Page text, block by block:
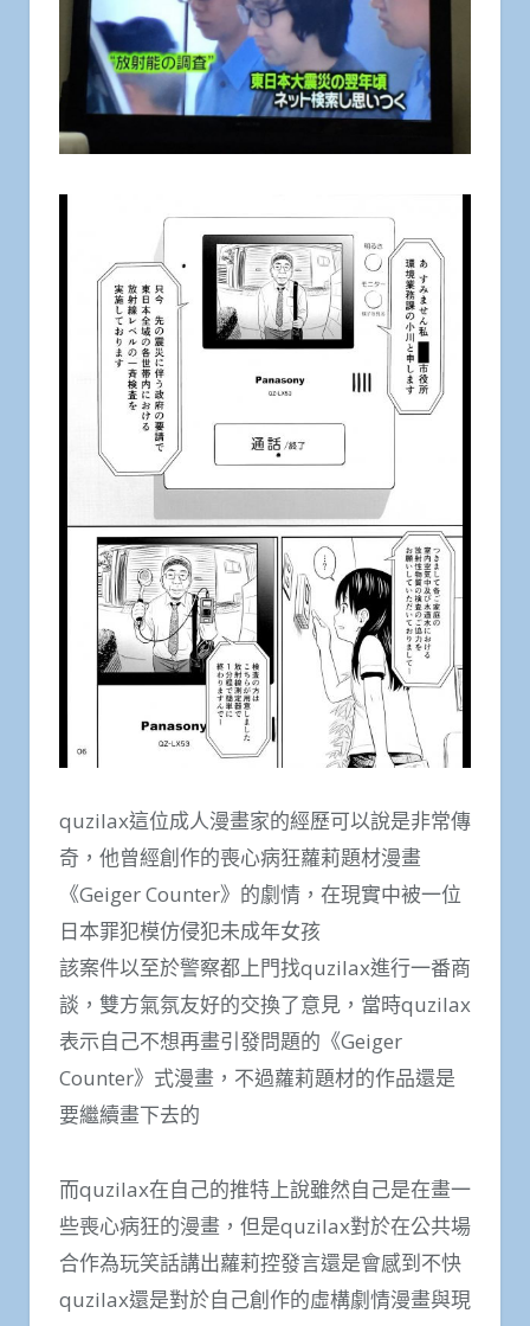
quzilax這位成人漫畫家的經歷可以說是非常傳
奇，他曾經創作的喪心病狂蘿莉題材漫畫
《Geiger Counter》的劇情，在現實中被一位
日本罪犯模仿侵犯未成年女孩
該案件以至於警察都上門找quzilax進行一番商
談，雙方氣氛友好的交換了意見，當時quzilax
表示自己不想再畫引發問題的《Geiger
Counter》式漫畫，不過蘿莉題材的作品還是
要繼續畫下去的
而quzilax在自己的推特上說雖然自己是在畫一
些喪心病狂的漫畫，但是quzilax對於在公共場
合作為玩笑話講出蘿莉控發言還是會感到不快
quzilax還是對於自己創作的虛構劇情漫畫與現